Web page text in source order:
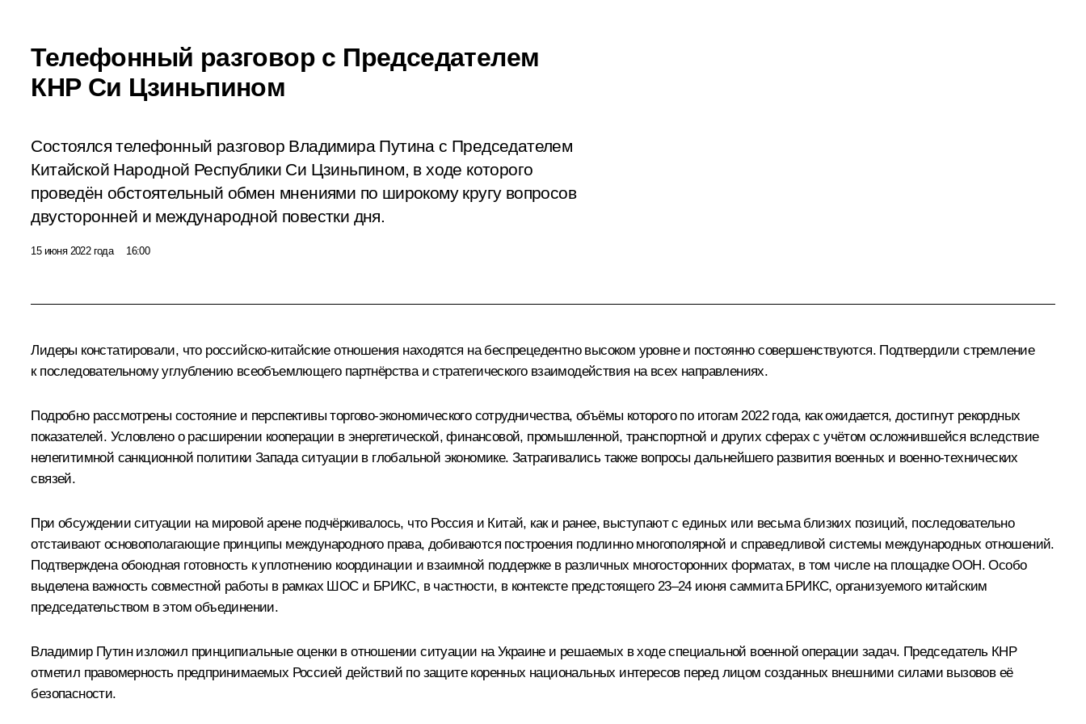
Телефонный разговор с Председателем
КНР Си Цзиньпином
Состоялся телефонный разговор Владимира Путина с Председателем
Китайской Народной Республики Си Цзиньпином, в ходе которого
проведён обстоятельный обмен мнениями по широкому кругу вопросов
двусторонней и международной повестки дня.
15 июня 2022 года 16:00
Лидеры констатировали, что российско-китайские отношения находятся на беспрецедентно высоком уровне и постоянно совершенствуются. Подтвердили стремление
к последовательному углублению всеобъемлющего партнёрства и стратегического взаимодействия на всех направлениях.
Подробно рассмотрены состояние и перспективы торгово-экономического сотрудничества, объёмы которого по итогам 2022 года, как ожидается, достигнут рекордных
показателей. Условлено о расширении кооперации в энергетической, финансовой, промышленной, транспортной и других сферах с учётом осложнившейся вследствие
нелегитимной санкционной политики Запада ситуации в глобальной экономике. Затрагивались также вопросы дальнейшего развития военных и военно-технических
связей.
При обсуждении ситуации на мировой арене подчёркивалось, что Россия и Китай, как и ранее, выступают с единых или весьма близких позиций, последовательно
отстаивают основополагающие принципы международного права, добиваются построения подлинно многополярной и справедливой системы международных отношений.
Подтверждена обоюдная готовность к уплотнению координации и взаимной поддержке в различных многосторонних форматах, в том числе на площадке ООН. Особо
выделена важность совместной работы в рамках ШОСи БРИКС, в частности, в контексте предстоящего 23–24 июня саммита БРИКС, организуемого китайским
председательством в этом объединении.
Владимир Путин изложил принципиальные оценки в отношении ситуации на Украине и решаемых в ходе специальной военной операции задач. Председатель КНР
отметил правомерность предпринимаемых Россией действий по защите коренных национальных интересов перед лицом созданных внешними силами вызовов её
безопасности.